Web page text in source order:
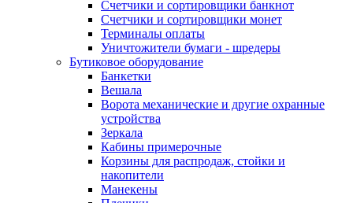
Счетчики и сортировщики банкнот
Счетчики и сортировщики монет
Терминалы оплаты
Уничтожители бумаги - шредеры
Бутиковое оборудование
Банкетки
Вешала
Ворота механические и другие охранные
устройства
Зеркала
Кабины примерочные
Корзины для распродаж, стойки и
накопители
Манекены